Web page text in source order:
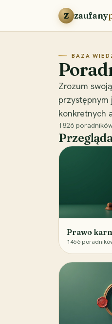
Przejdź do treści
Z zaufany
BAZA
Zrozum
konkretnych
1826
Prawo
1456